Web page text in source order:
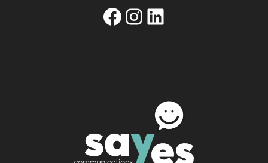
Facebook
Instagram
Linkedin